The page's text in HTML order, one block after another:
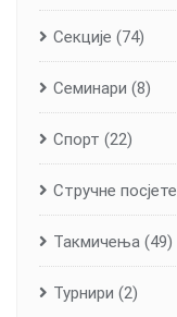
Секције (74)
Семинари (8)
Спорт (22)
Стручне посјете
Такмичења (49)
Турнири (2)